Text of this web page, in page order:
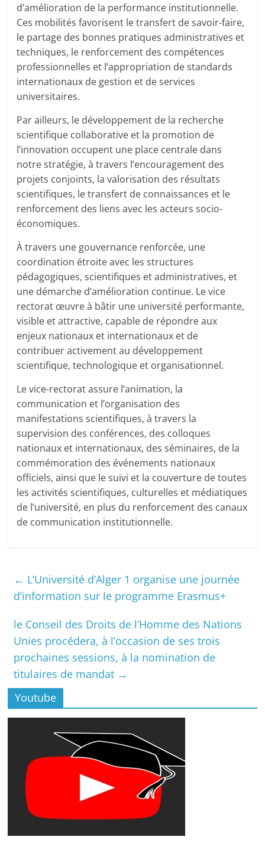
d’amélioration de la performance institutionnelle.
Ces mobilités favorisent le transfert de savoir-faire,
le partage des bonnes pratiques administratives et
techniques, le renforcement des compétences
professionnelles et l’appropriation de standards
internationaux de gestion et de services
universitaires.
Par ailleurs, le développement de la recherche
scientifique collaborative et la promotion de
l’innovation occupent une place centrale dans
notre stratégie, à travers l’encouragement des
projets conjoints, la valorisation des résultats
scientifiques, le transfert de connaissances et le
renforcement des liens avec les acteurs socio-
économiques.
À travers une gouvernance renforcée, une
coordination étroite avec les structures
pédagogiques, scientifiques et administratives, et
une démarche d’amélioration continue. Le vice
rectorat œuvre à bâtir une université performante,
visible et attractive, capable de répondre aux
enjeux nationaux et internationaux et de
contribuer activement au développement
scientifique, technologique et organisationnel.
Le vice-rectorat assure l’animation, la
communication et l’organisation des
manifestations scientifiques, à travers la
supervision des conférences, des colloques
nationaux et internationaux, des séminaires, de la
commémoration des événements nationaux
officiels, ainsi que le suivi et la couverture de toutes
les activités scientifiques, culturelles et médiatiques
de l’université, en plus du renforcement des canaux
de communication institutionnelle.
← L’Université d’Alger 1 organise une journée
d’information sur le programme Erasmus+
le Conseil des Droits de l’Homme des Nations
Unies procédera, à l’occasion de ses trois
prochaines sessions, à la nomination de
titulaires de mandat →
Youtube